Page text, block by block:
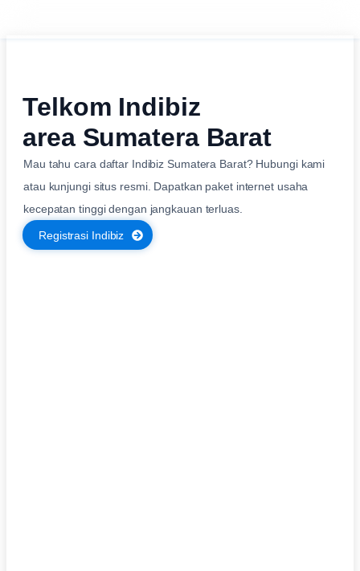
Telkom Indibiz
area Sumatera Barat
Mau tahu cara daftar Indibiz Sumatera Barat? Hubungi kami
atau kunjungi situs resmi. Dapatkan paket internet usaha
kecepatan tinggi dengan jangkauan terluas.
Registrasi Indibiz